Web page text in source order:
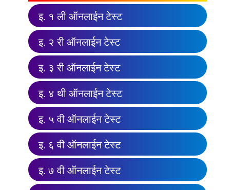
इ. १ ली ऑनलाईन टेस्ट
इ. २ री ऑनलाईन टेस्ट
इ. ३ री ऑनलाईन टेस्ट
इ. ४ थी ऑनलाईन टेस्ट
इ. ५ वी ऑनलाईन टेस्ट
इ. ६ वी ऑनलाईन टेस्ट
इ. ७ वी ऑनलाईन टेस्ट